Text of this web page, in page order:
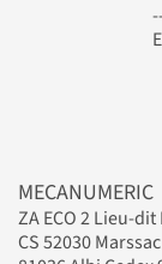
MECANUMERIC
ZA ECO 2 Lieu-dit
CS 52030